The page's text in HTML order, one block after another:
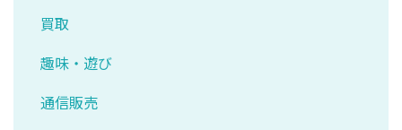
買取
趣味・遊び
通信販売